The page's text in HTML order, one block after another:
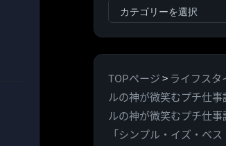
べ
カ
テ
ゴ
リ
TOPページ> ライフスタ
ルの神が微笑むプチ仕事
ルの神が微笑むプチ仕事
「シンプル・イズ・ベス